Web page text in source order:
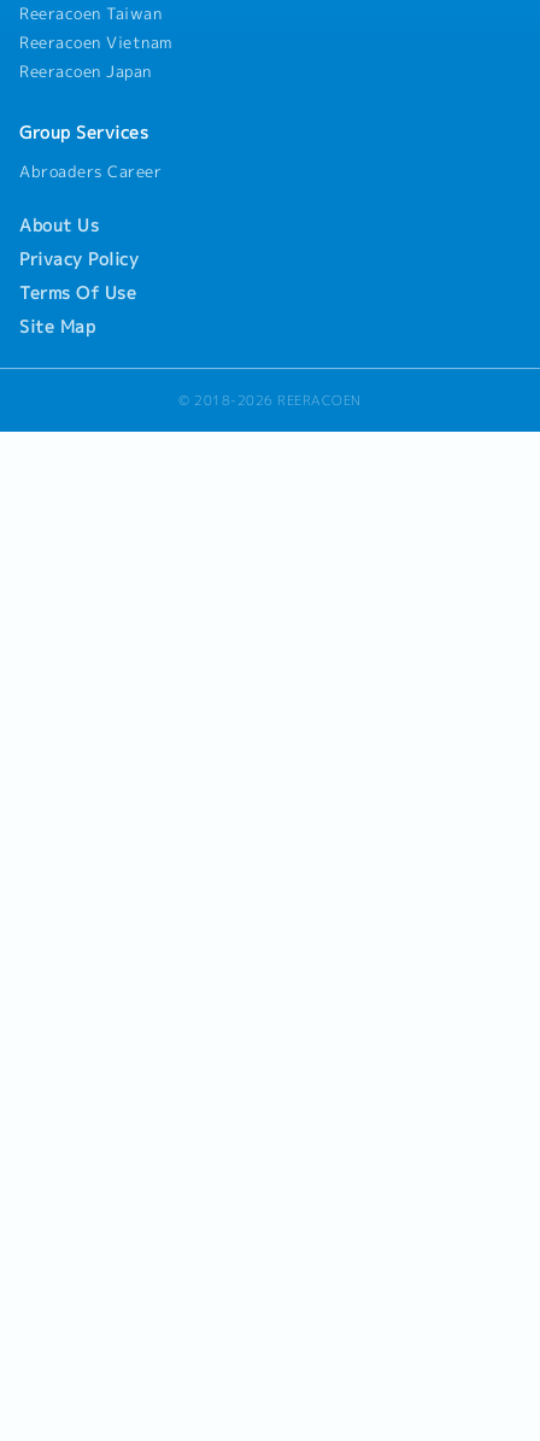
Reeracoen Taiwan
Reeracoen Vietnam
Reeracoen Japan
Group Services
Abroaders Career
About Us
Privacy Policy
Terms Of Use
Site Map
© 2018-2026 REERACOEN